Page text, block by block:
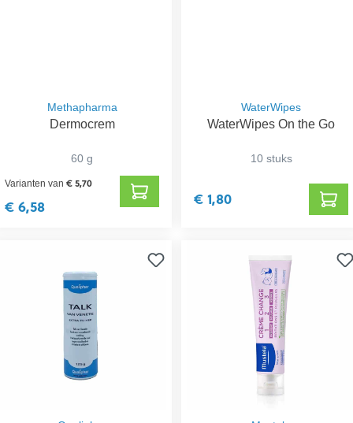
Methapharma
Dermocrem
60 g
Varianten van€ 5,70
€ 6,58
WaterWipes
WaterWipes On the Go
10 stuks
€ 1,80